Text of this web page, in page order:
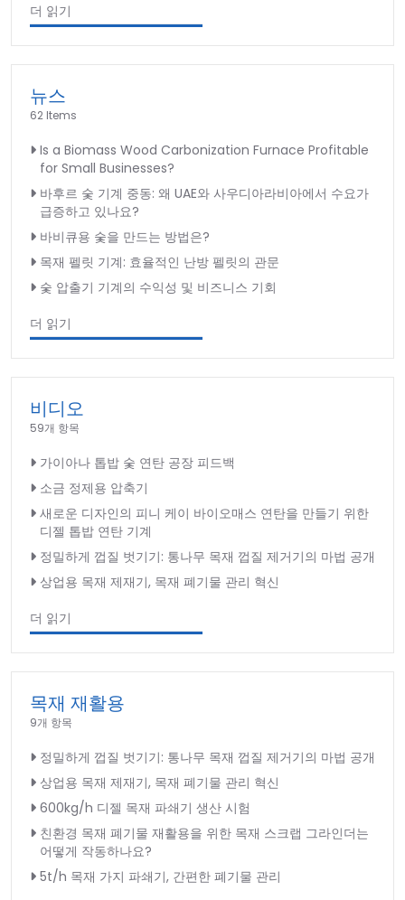
더 읽기
뉴스
62 Items
Is a Biomass Wood Carbonization Furnace Profitable
for Small Businesses?
바후르 숯 기계 중동: 왜 UAE와 사우디아라비아에서 수요가
급증하고 있나요?
바비큐용 숯을 만드는 방법은?
목재 펠릿 기계: 효율적인 난방 펠릿의 관문
숯 압출기 기계의 수익성 및 비즈니스 기회
더 읽기
비디오
59개 항목
가이아나 톱밥 숯 연탄 공장 피드백
소금 정제용 압축기
새로운 디자인의 피니 케이 바이오매스 연탄을 만들기 위한
디젤 톱밥 연탄 기계
정밀하게 껍질 벗기기: 통나무 목재 껍질 제거기의 마법 공개
상업용 목재 제재기, 목재 폐기물 관리 혁신
더 읽기
목재 재활용
9개 항목
정밀하게 껍질 벗기기: 통나무 목재 껍질 제거기의 마법 공개
상업용 목재 제재기, 목재 폐기물 관리 혁신
600kg/h 디젤 목재 파쇄기 생산 시험
친환경 목재 폐기물 재활용을 위한 목재 스크랩 그라인더는
어떻게 작동하나요?
5t/h 목재 가지 파쇄기, 간편한 폐기물 관리